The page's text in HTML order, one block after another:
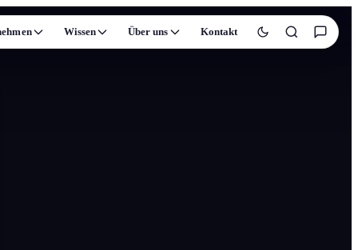
Wissen Über uns Kontakt